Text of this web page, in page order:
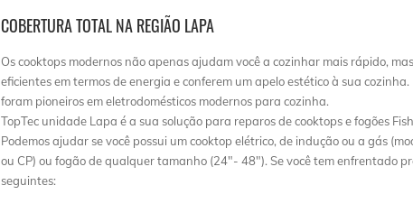
COBERTURA TOTAL NA REGIÃO LAPA
Os cooktops modernos não apenas ajudam você a cozinhar mais rápido,
eficientes em termos de energia e conferem um apelo estético à sua cozinha.
foram pioneiros em eletrodomésticos modernos para cozinha.
TopTec unidade Lapa é a sua solução para reparos de cooktops e fogões
Podemos ajudar se você possui um cooktop elétrico, de indução ou a gás
ou CP) ou fogão de qualquer tamanho (24″- 48″). Se você tem enfrentado
seguintes: